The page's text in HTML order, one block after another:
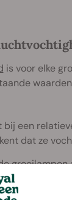
is voor elke
bij een
dat ze
groeilampen